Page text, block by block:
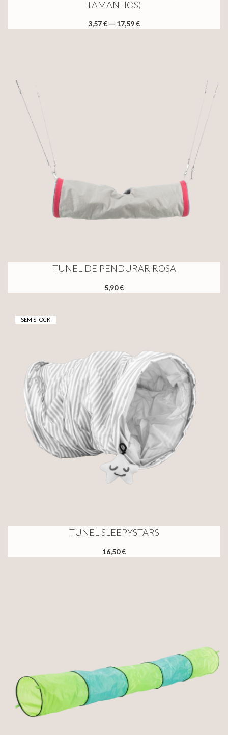
TAMANHOS)
3,57 € — 17,59 €
TUNEL DE PENDURAR ROSA
5,90 €
SEM STOCK
TUNEL SLEEPYSTARS
16,50 €